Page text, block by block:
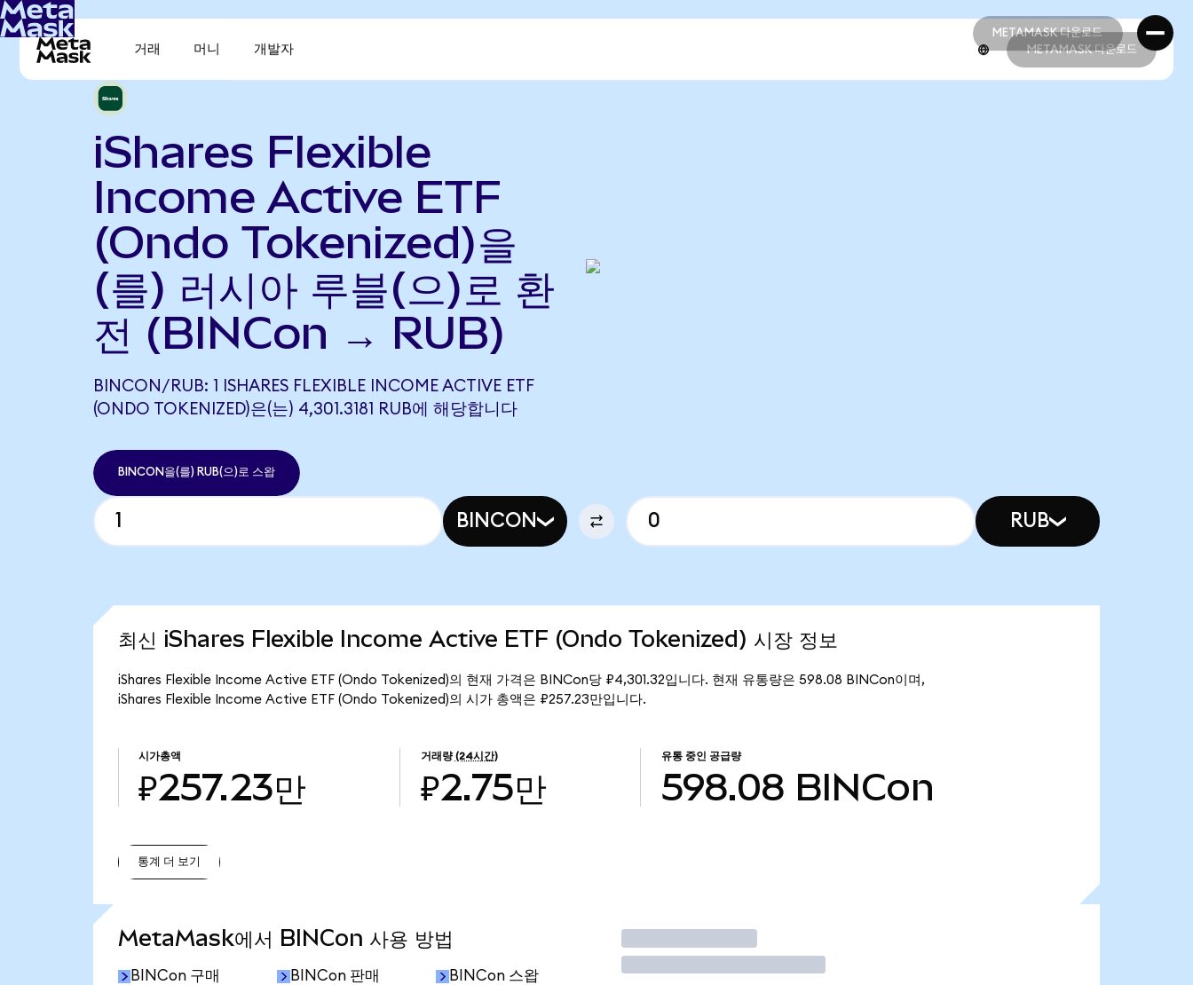
METAMASK 다운로드
METAMASK 다운로드
거래 머니 개발자 METAMASK 다운로드
iShares Flexible
Income Active ETF
(Ondo Tokenized)을
(를) 러시아 루블(으)로 환
전 (BINCon → RUB)
BINCON/RUB: 1 ISHARES FLEXIBLE INCOME ACTIVE ETF
(ONDO TOKENIZED)은(는) 4,301.3181 RUB에 해당합니다
BINCON을(를) RUB(으)로 스왑
BINCON RUB
최신 iShares Flexible Income Active ETF (Ondo Tokenized) 시장 정보
iShares Flexible Income Active ETF (Ondo Tokenized)의 현재 가격은 BINCon당 ₽4,301.32입니다. 현재 유통량은 598.08 BINCon이며,
iShares Flexible Income Active ETF (Ondo Tokenized)의 시가 총액은 ₽257.23만입니다.
시가총액
₽257.23만
거래량 (24시간)
₽2.75만
유통 중인 공급량
598.08 BINCon
통계 더 보기
MetaMask에서 BINCon 사용 방법
BINCon 구매 BINCon 판매 BINCon 스왑
거래